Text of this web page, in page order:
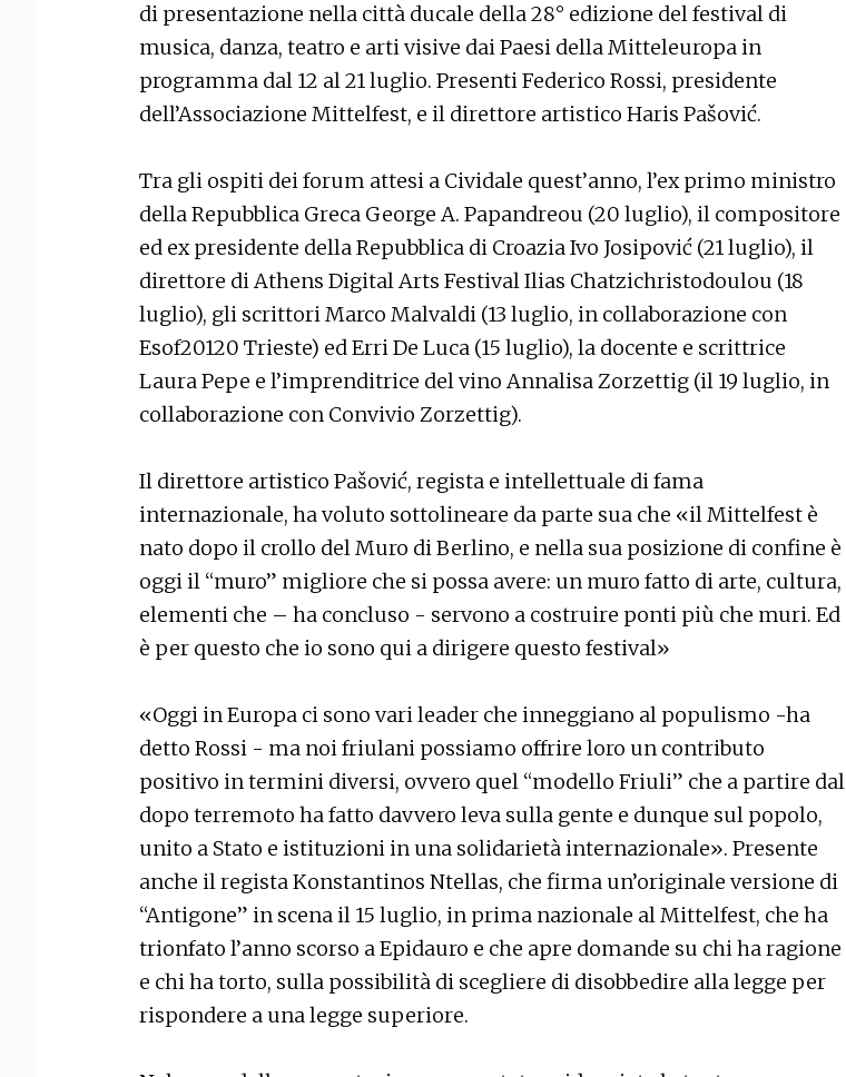
di presentazione nella città ducale della 28° edizione del festival di
musica, danza, teatro e arti visive dai Paesi della Mitteleuropa in
programma dal 12 al 21 luglio. Presenti Federico Rossi, presidente
dell’Associazione Mittelfest, e il direttore artistico Haris Pašović.
Tra gli ospiti dei forum attesi a Cividale quest’anno, l’ex primo ministro
della Repubblica Greca George A. Papandreou (20 luglio), il compositore
ed ex presidente della Repubblica di Croazia Ivo Josipović (21 luglio), il
direttore di Athens Digital Arts Festival Ilias Chatzichristodoulou (18
luglio), gli scrittori Marco Malvaldi (13 luglio, in collaborazione con
Esof20120 Trieste) ed Erri De Luca (15 luglio), la docente e scrittrice
Laura Pepe e l’imprenditrice del vino Annalisa Zorzettig (il 19 luglio, in
collaborazione con Convivio Zorzettig).
Il direttore artistico Pašović, regista e intellettuale di fama
internazionale, ha voluto sottolineare da parte sua che «il Mittelfest è
nato dopo il crollo del Muro di Berlino, e nella sua posizione di confine è
oggi il “muro” migliore che si possa avere: un muro fatto di arte, cultura,
elementi che – ha concluso - servono a costruire ponti più che muri. Ed
è per questo che io sono qui a dirigere questo festival»
«Oggi in Europa ci sono vari leader che inneggiano al populismo -ha
detto Rossi - ma noi friulani possiamo offrire loro un contributo
positivo in termini diversi, ovvero quel “modello Friuli” che a partire dal
dopo terremoto ha fatto davvero leva sulla gente e dunque sul popolo,
unito a Stato e istituzioni in una solidarietà internazionale». Presente
anche il regista Konstantinos Ntellas, che firma un’originale versione di
“Antigone” in scena il 15 luglio, in prima nazionale al Mittelfest, che ha
trionfato l’anno scorso a Epidauro e che apre domande su chi ha ragione
e chi ha torto, sulla possibilità di scegliere di disobbedire alla legge per
rispondere a una legge superiore.